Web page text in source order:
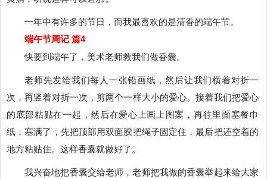
一年中有许多的节日，而我最喜欢的是清香的端午节。
端午节周记 篇4
快要到端午了，美术老师教我们做香囊。
老师先发给我们每人一张铅画纸，然后让我们横着对折一
次，再竖着对折一次，剪两个一样大小的爱心。接着我们把爱心
的底部粘贴在一起，然后在爱心上画上图案，再往里面塞餐巾
纸，塞满了，先把顶部用双面胶把绳子固定住，最后把还空着的
地方粘贴住。这样香囊就做好了。
我兴奋地把香囊交给老师，老师把我做的香囊举起来给大家